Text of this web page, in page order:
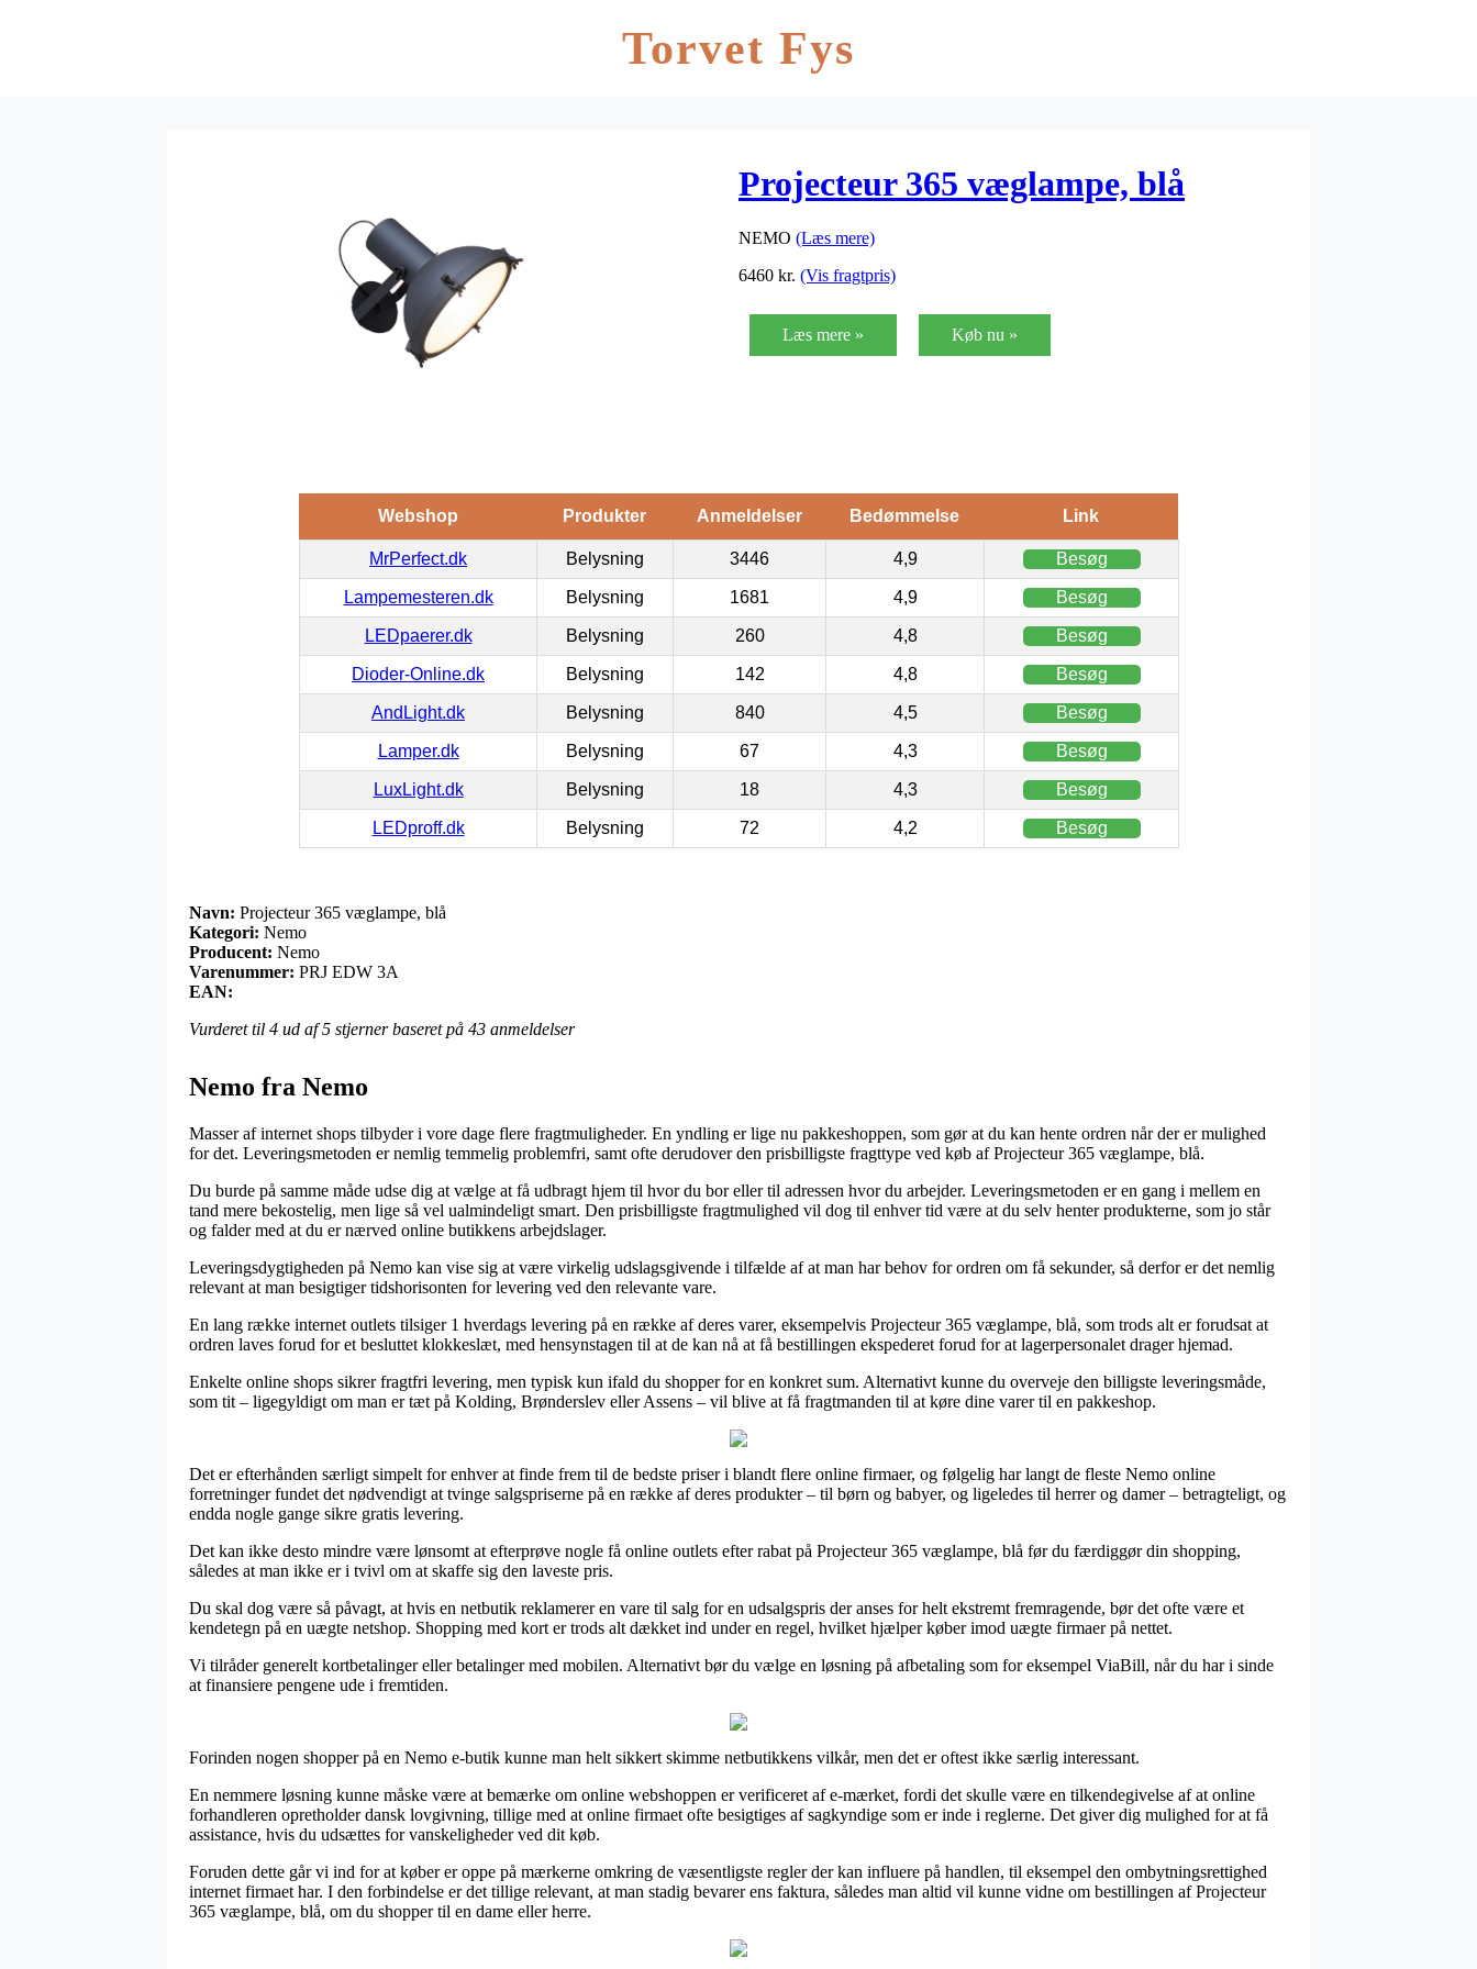
Torvet Fys
Projecteur 365 væglampe, blå
NEMO (Læs mere)
6460 kr. (Vis fragtpris)
Læs mere » Køb nu »
Webshop Produkter Anmeldelser Bedømmelse Link
MrPerfect.dk Belysning 3446 4,9 Besøg
Lampemesteren.dk Belysning 1681 4,9 Besøg
LEDpaerer.dk Belysning 260 4,8 Besøg
Dioder-Online.dk Belysning 142 4,8 Besøg
AndLight.dk Belysning 840 4,5 Besøg
Lamper.dk Belysning 67 4,3 Besøg
LuxLight.dk Belysning 18 4,3 Besøg
LEDproff.dk Belysning 72 4,2 Besøg
Navn: Projecteur 365 væglampe, blå
Kategori: Nemo
Producent: Nemo
Varenummer: PRJ EDW 3A
EAN:
Vurderet til 4 ud af 5 stjerner baseret på 43 anmeldelser
Nemo fra Nemo
Masser af internet shops tilbyder i vore dage flere fragtmuligheder. En yndling er lige nu pakkeshoppen, som gør at du kan hente ordren når der er mulighed
for det. Leveringsmetoden er nemlig temmelig problemfri, samt ofte derudover den prisbilligste fragttype ved køb af Projecteur 365 væglampe, blå.
Du burde på samme måde udse dig at vælge at få udbragt hjem til hvor du bor eller til adressen hvor du arbejder. Leveringsmetoden er en gang i mellem en
tand mere bekostelig, men lige så vel ualmindeligt smart. Den prisbilligste fragtmulighed vil dog til enhver tid være at du selv henter produkterne, som jo står
og falder med at du er nærved online butikkens arbejdslager.
Leveringsdygtigheden på Nemo kan vise sig at være virkelig udslagsgivende i tilfælde af at man har behov for ordren om få sekunder, så derfor er det nemlig
relevant at man besigtiger tidshorisonten for levering ved den relevante vare.
En lang række internet outlets tilsiger 1 hverdags levering på en række af deres varer, eksempelvis Projecteur 365 væglampe, blå, som trods alt er forudsat at
ordren laves forud for et besluttet klokkeslæt, med hensynstagen til at de kan nå at få bestillingen ekspederet forud for at lagerpersonalet drager hjemad.
Enkelte online shops sikrer fragtfri levering, men typisk kun ifald du shopper for en konkret sum. Alternativt kunne du overveje den billigste leveringsmåde,
som tit – ligegyldigt om man er tæt på Kolding, Brønderslev eller Assens – vil blive at få fragtmanden til at køre dine varer til en pakkeshop.
Det er efterhånden særligt simpelt for enhver at finde frem til de bedste priser i blandt flere online firmaer, og følgelig har langt de fleste Nemo online
forretninger fundet det nødvendigt at tvinge salgspriserne på en række af deres produkter – til børn og babyer, og ligeledes til herrer og damer – betragteligt, og
endda nogle gange sikre gratis levering.
Det kan ikke desto mindre være lønsomt at efterprøve nogle få online outlets efter rabat på Projecteur 365 væglampe, blå før du færdiggør din shopping,
således at man ikke er i tvivl om at skaffe sig den laveste pris.
Du skal dog være så påvagt, at hvis en netbutik reklamerer en vare til salg for en udsalgspris der anses for helt ekstremt fremragende, bør det ofte være et
kendetegn på en uægte netshop. Shopping med kort er trods alt dækket ind under en regel, hvilket hjælper køber imod uægte firmaer på nettet.
Vi tilråder generelt kortbetalinger eller betalinger med mobilen. Alternativt bør du vælge en løsning på afbetaling som for eksempel ViaBill, når du har i sinde
at finansiere pengene ude i fremtiden.
Forinden nogen shopper på en Nemo e-butik kunne man helt sikkert skimme netbutikkens vilkår, men det er oftest ikke særlig interessant.
En nemmere løsning kunne måske være at bemærke om online webshoppen er verificeret af e-mærket, fordi det skulle være en tilkendegivelse af at online
forhandleren opretholder dansk lovgivning, tillige med at online firmaet ofte besigtiges af sagkyndige som er inde i reglerne. Det giver dig mulighed for at få
assistance, hvis du udsættes for vanskeligheder ved dit køb.
Foruden dette går vi ind for at køber er oppe på mærkerne omkring de væsentligste regler der kan influere på handlen, til eksempel den ombytningsrettighed
internet firmaet har. I den forbindelse er det tillige relevant, at man stadig bevarer ens faktura, således man altid vil kunne vidne om bestillingen af Projecteur
365 væglampe, blå, om du shopper til en dame eller herre.